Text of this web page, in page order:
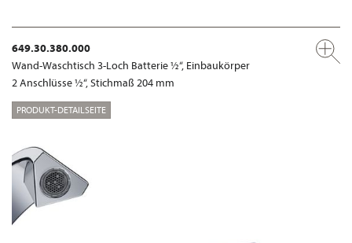
649.30.380.000
Wand-Waschtisch 3-Loch Batterie ½“, Einbaukörper
2 Anschlüsse ½“, Stichmaß 204 mm
PRODUKT-DETAILSEITE